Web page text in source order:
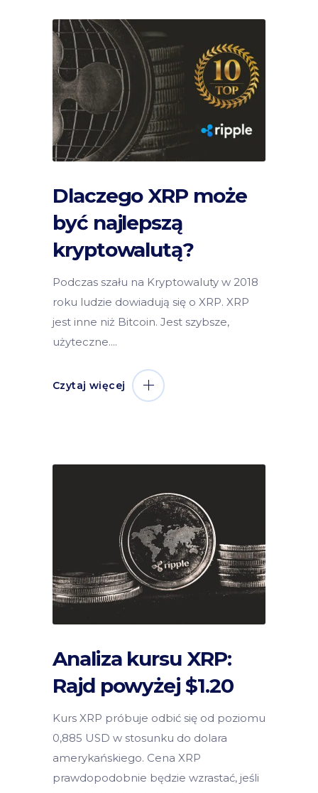
Dlaczego XRP może
być najlepszą
kryptowalutą?
Podczas szału na Kryptowaluty w 2018
roku ludzie dowiadują się o XRP. XRP
jest inne niż Bitcoin. Jest szybsze,
użyteczne.
Czytaj więcej
Analiza kursu XRP:
Rajd powyżej $1.20
Kurs XRP próbuje odbić się od poziomu
0,885 USD w stosunku do dolara
amerykańskiego. Cena XRP
prawdopodobnie będzie wzrastać, jeśli